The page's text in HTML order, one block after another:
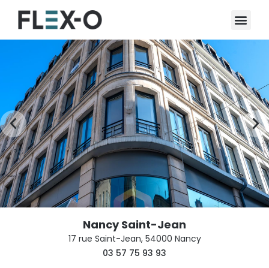
Nancy Saint-Jean
17 rue Saint-Jean, 54000 Nancy
03 57 75 93 93